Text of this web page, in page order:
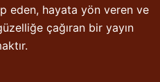
eden, hayata yön veren ve
çağıran bir yayın